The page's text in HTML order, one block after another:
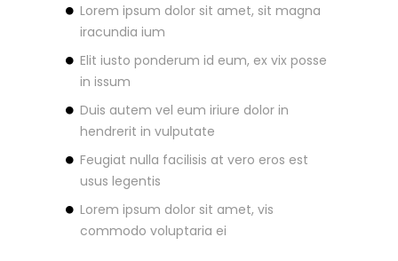
Lorem ipsum dolor sit amet, sit magna
iracundia ium
Elit iusto ponderum id eum, ex vix posse
in issum
Duis autem vel eum iriure dolor in
hendrerit in vulputate
Feugiat nulla facilisis at vero eros est
usus legentis
Lorem ipsum dolor sit amet, vis
commodo voluptaria ei